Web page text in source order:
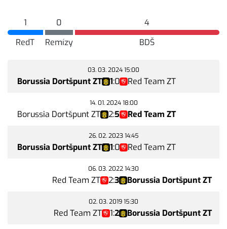
1
RedT
0
Remízy
4
BDŠ
03. 03. 2024 15:00
Borussia Dortšpunt ZT 1:0 Red Team ZT
14. 01. 2024 18:00
Borussia Dortšpunt ZT 2:5 Red Team ZT
26. 02. 2023 14:45
Borussia Dortšpunt ZT 1:0 Red Team ZT
06. 03. 2022 14:30
Red Team ZT 2:3 Borussia Dortšpunt ZT
02. 03. 2019 15:30
Red Team ZT 1:2 Borussia Dortšpunt ZT